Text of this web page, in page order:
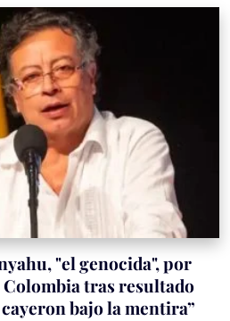
"el genocida", por
tras resultado
bajo la mentira”